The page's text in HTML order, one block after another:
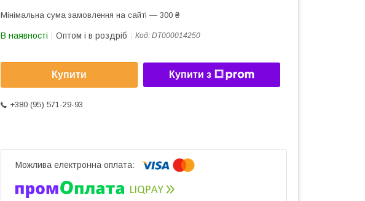
Мінімальна сума замовлення на сайті — 300 ₴
В наявності Оптом і в роздріб Код: DT000014250
Купити Купити з
+380 (95) 571-29-93